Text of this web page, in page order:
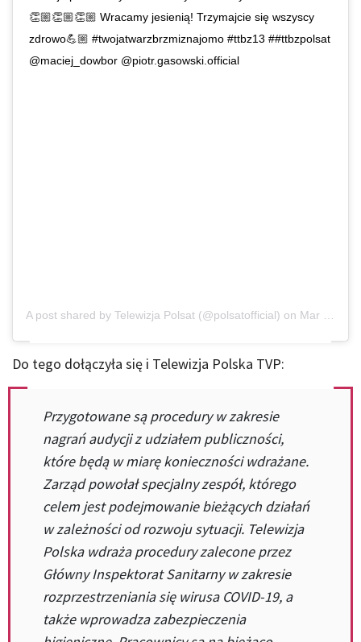
👏🏼👏🏼👏🏼 Wracamy jesienią! Trzymajcie się wszyscy
zdrowo💪🏼 #twojatwarzbrzmiznajomo #ttbz13 ##ttbzpolsat
@maciej_dowbor @piotr.gasowski.official
A post shared by Telewizja Polsat (@polsatofficial) on Mar 14, 2020 at 4:21pm PDT
Do tego dołączyła się i Telewizja Polska TVP:
Przygotowane są procedury w zakresie
nagrań audycji z udziałem publiczności,
które będą w miarę konieczności wdrażane.
Zarząd powołał specjalny zespół, którego
celem jest podejmowanie bieżących działań
w zależności od rozwoju sytuacji. Telewizja
Polska wdraża procedury zalecone przez
Główny Inspektorat Sanitarny w zakresie
rozprzestrzeniania się wirusa COVID-19, a
także wprowadza zabezpieczenia